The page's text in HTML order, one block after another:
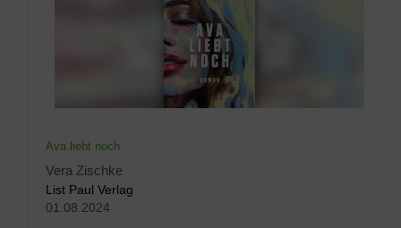
Ava liebt noch
Vera Zischke
List Paul Verlag
01.08.2024